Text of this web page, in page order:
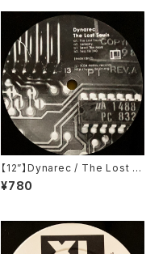
【12”】Dynarec / The Lost S
ouls (Delsin) (44 dsr/dnr2)
¥780